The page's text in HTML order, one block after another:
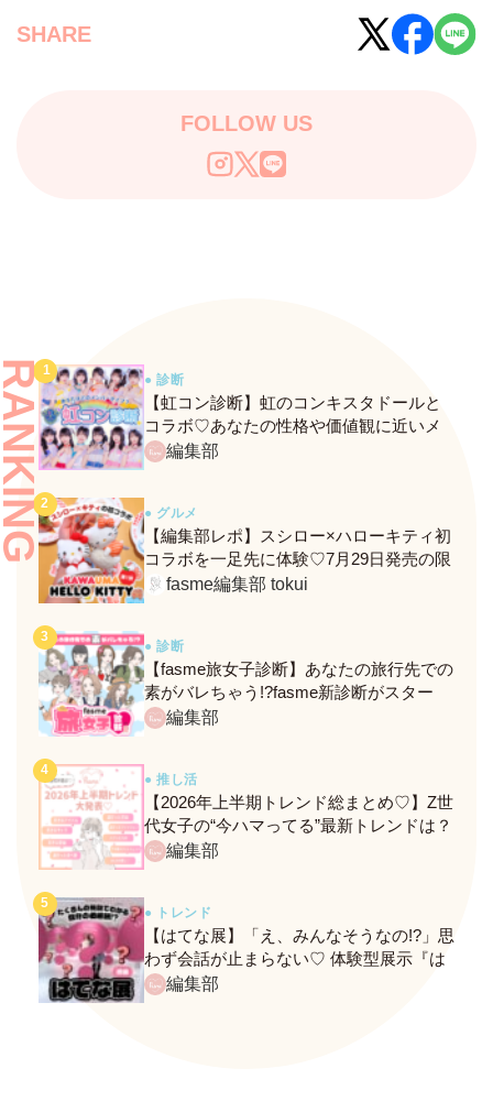
SHARE
FOLLOW US
● 診断
【虹コン診断】虹のコンキスタドールと
コラボ♡あなたの性格や価値観に近いメ
ンバーがわかる、fasmeの新診断がスター
編集部
● グルメ
【編集部レポ】スシロー×ハローキティ初
コラボを一足先に体験♡7月29日発売の限
定メニュー＆グッズをレポ！
fasme編集部 tokui
● 診断
【fasme旅女子診断】あなたの旅行先での
素がバレちゃう!?fasme新診断がスター
ト！編集部
● 推し活
【2026年上半期トレンド総まとめ♡】Z世
代女子の“今ハマってる”最新トレンドは？
ネクストバズ予報もチェック♪
編集部
● トレンド
【はてな展】「え、みんなそうなの!?」思
わず会話が止まらない♡ 体験型展示『は
てな展』に行ってきたレポ
編集部